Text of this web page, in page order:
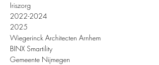
Iriszorg
2022-2024
2025
Wiegerinck Architecten Arnhem
BINX Smartility
Gemeente Nijmegen